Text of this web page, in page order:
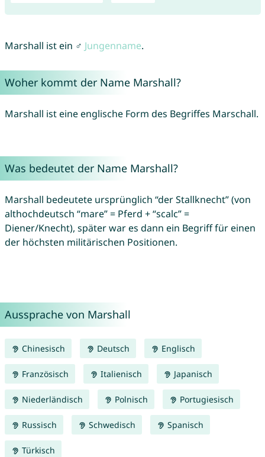
Marshall ist ein ♂ Jungenname.
Woher kommt der Name Marshall?
Marshall ist eine englische Form des Begriffes Marschall.
Was bedeutet der Name Marshall?
Marshall bedeutete ursprünglich “der Stallknecht” (von
althochdeutsch “mare” = Pferd + “scalc” =
Diener/Knecht), später war es dann ein Begriff für einen
der höchsten militärischen Positionen.
Aussprache von Marshall
Chinesisch Deutsch Englisch
Französisch Italienisch Japanisch
Niederländisch Polnisch Portugiesisch
Russisch Schwedisch Spanisch
Türkisch